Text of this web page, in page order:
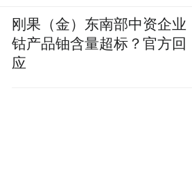
刚果（金）东南部中资企业
钴产品铀含量超标？官方回
应